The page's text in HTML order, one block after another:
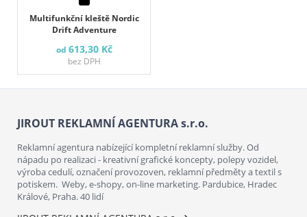
Multifunkční kleště Nordic
Drift Adventure
od 613,30 Kč
bez DPH
JIROUT REKLAMNÍ AGENTURA s.r.o.
Reklamní agentura nabízející kompletní reklamní služby. Od
nápadu po realizaci - kreativní grafické koncepty, polepy vozidel,
výroba cedulí, označení provozoven, reklamní předměty a textil s
potiskem. Weby, e-shopy, on-line marketing. Pardubice, Hradec
Králové, Praha. 40 lidí